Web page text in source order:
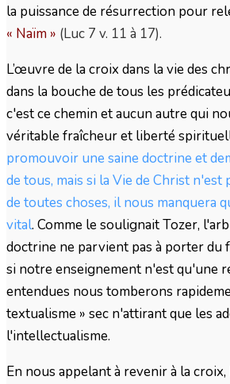
la puissance de résurrection pour
« Naïm » (Luc 7 v. 11 à 17).
L’œuvre de la croix dans la vie des
dans la bouche de tous les
c'est ce chemin et aucun autre qui
véritable fraîcheur et liberté
promouvoir une saine doctrine et
de tous, mais si la Vie de Christ n'est
de toutes choses, il nous manquera
vital. Comme le soulignait Tozer,
doctrine ne parvient pas à porter du
si notre enseignement n'est qu'une
entendues nous tomberons
textualisme » sec n'attirant que les
l'intellectualisme.
En nous appelant à revenir à la